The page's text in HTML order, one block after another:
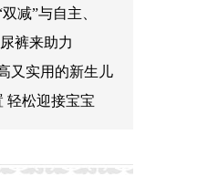
减”与自主、
裤来助力
又实用的新生儿
轻松迎接宝宝